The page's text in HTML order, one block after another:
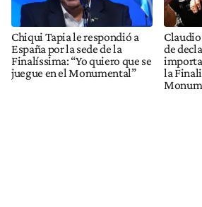
Chiqui Tapia le respondió a
España por la sede de la
Finalíssima: “Yo quiero que se
juegue en el Monumental”
de
la